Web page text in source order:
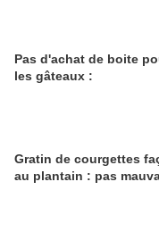
Pas d'achat de boite
les gâteaux :
Gratin de courgettes
au plantain : pas